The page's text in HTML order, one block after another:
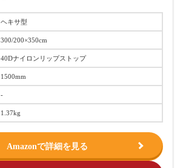
ヘキサ型
300/200×350cm
40Dナイロンリップストップ
1500mm
‐
1.37kg
Amazonで詳細を見る